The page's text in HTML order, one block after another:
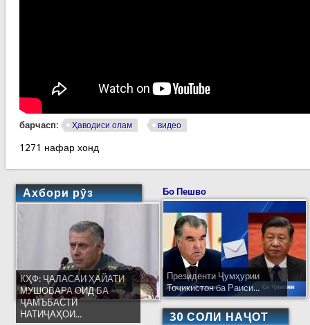
барчасп: Ҳаводиси олам видео
1271 нафар хонд
Ахбори рӯз
КҲФ: ҶАЛАСАИ ҲАЙАТИ
МУШОВАРА ОИД БА
ҶАМЪБАСТИ
НАТИҶАҲОИ...
Бо Пешво
Президенти Ҷумҳурии
Тоҷикистон ба Раиси...
30 СОЛИ НАҶОТ